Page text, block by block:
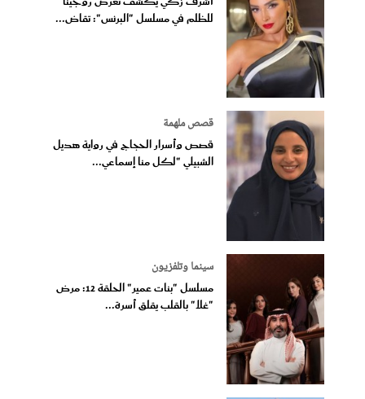
للظلم في مسلسل "البرنس": تقاض...
قصص ملهمة
قصص وأسرار الحجاج في رواية هديل
الشبيلي "لكل منا إسماعي...
سينما وتلفزيون
مسلسل "بنات عمير" الحلقة 12: مرض
"غلا" بالقلب يقلق أسرة...